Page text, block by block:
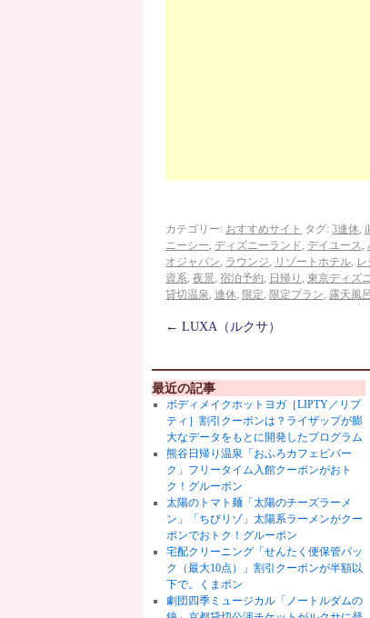
カテゴリー: おすすめサイト タグ: 3連休,
ニーシー, ディズニーランド, デイユース,
オジャパン, ラウンジ, リゾートホテル,
資系, 夜景, 宿泊予約, 日帰り , 東京ディズ
貸切温泉, 連休, 限定, 限定プラン, 露天風呂
← LUXA（ルクサ）
最近の記事
ボディメイクホットヨガ［LIPTY／リプ
ティ］割引クーポンは？ライザップが膨
大なデータをもとに開発したプログラム
熊谷日帰り温泉「おふろカフェビバー
ク」フリータイム入館クーポンがおト
ク！グルーポン
太陽のトマト麺「太陽のチーズラーメ
ン」「ちびリゾ」太陽系ラーメンがクー
ポンでおトク！グルーポン
宅配クリーニング「せんたく便保管パッ
ク（最大10点）」割引クーポンが半額以
下で。くまポン
劇団四季ミュージカル「ノートルダムの